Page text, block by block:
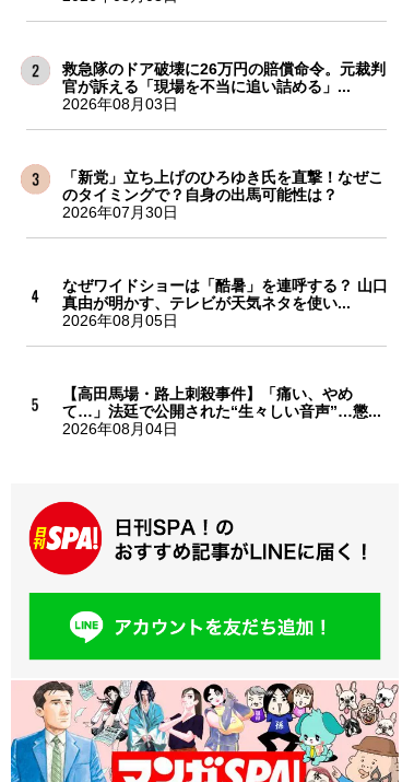
救急隊のドア破壊に26万円の賠償命令。元裁判
官が訴える「現場を不当に追い詰める」...
2026年08月03日
「新党」立ち上げのひろゆき氏を直撃！なぜこ
のタイミングで？自身の出馬可能性は？
2026年07月30日
なぜワイドショーは「酷暑」を連呼する？ 山口
真由が明かす、テレビが天気ネタを使い...
2026年08月05日
【高田馬場・路上刺殺事件】「痛い、やめ
て…」法廷で公開された“生々しい音声”…懲...
2026年08月04日